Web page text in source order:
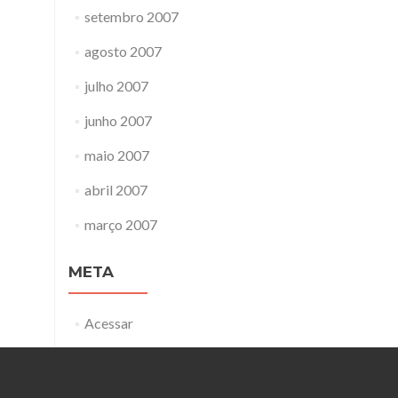
setembro 2007
agosto 2007
julho 2007
junho 2007
maio 2007
abril 2007
março 2007
META
Acessar